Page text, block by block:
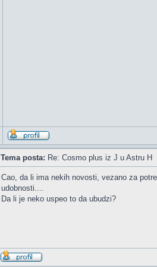
Tema posta: Re: Cosmo plus iz J u Astru H
Cao, da li ima nekih novosti, vezano za
udobnosti....
Da li je neko uspeo to da ubudzi?